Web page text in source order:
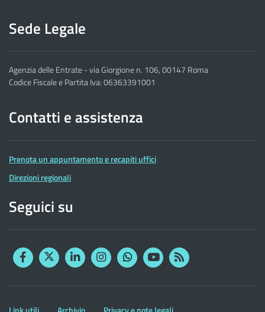
Sede Legale
Agenzia delle Entrate - via Giorgione n. 106, 00147 Roma
Codice Fiscale e Partita Iva: 06363391001
Contatti e assistenza
Prenota un appuntamento e recapiti uffici
Direzioni regionali
Seguici su
FacebookTwitterLinkedinInstagram
YouTubeRSS
Altre